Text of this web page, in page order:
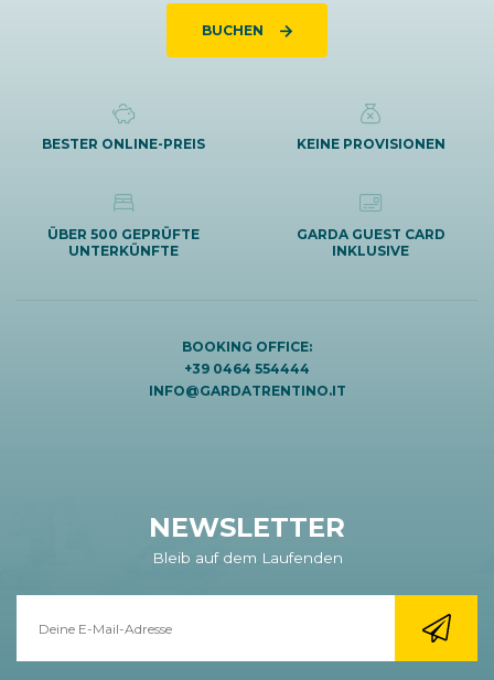
BUCHEN
BESTER ONLINE-PREIS KEINE PROVISIONEN
ÜBER 500 GEPRÜFTE
UNTERKÜNFTE
GARDA GUEST CARD
INKLUSIVE
BOOKING OFFICE:
+39 0464 554444
INFO@GARDATRENTINO.IT
NEWSLETTER
Bleib auf dem Laufenden